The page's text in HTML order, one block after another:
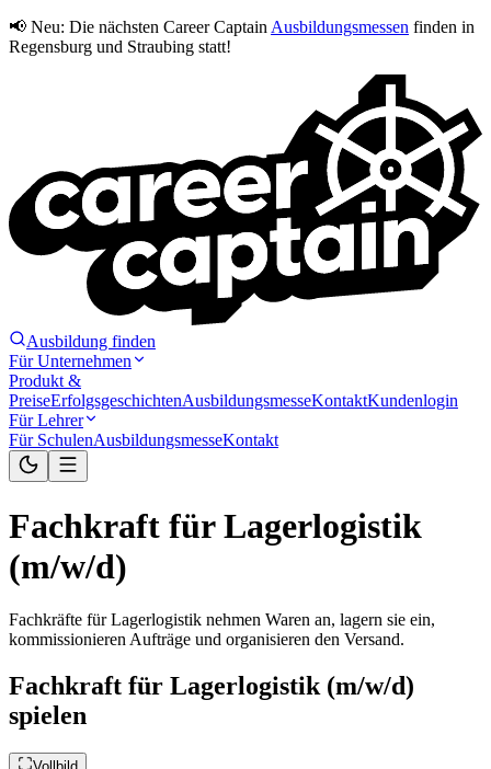
📢 Neu: Die nächsten Career Captain Ausbildungsmessen finden in
Regensburg und Straubing statt!
Ausbildung finden
Für Unternehmen
Produkt &
PreiseErfolgsgeschichtenAusbildungsmesseKontaktKundenlogin
Für Lehrer
Für SchulenAusbildungsmesseKontakt
Fachkraft für Lagerlogistik
(m/w/d)
Fachkräfte für Lagerlogistik nehmen Waren an, lagern sie ein,
kommissionieren Aufträge und organisieren den Versand.
Fachkraft für Lagerlogistik (m/w/d)
spielen